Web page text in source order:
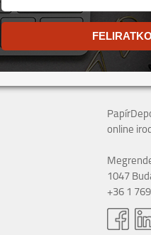
online
1047
+36 1